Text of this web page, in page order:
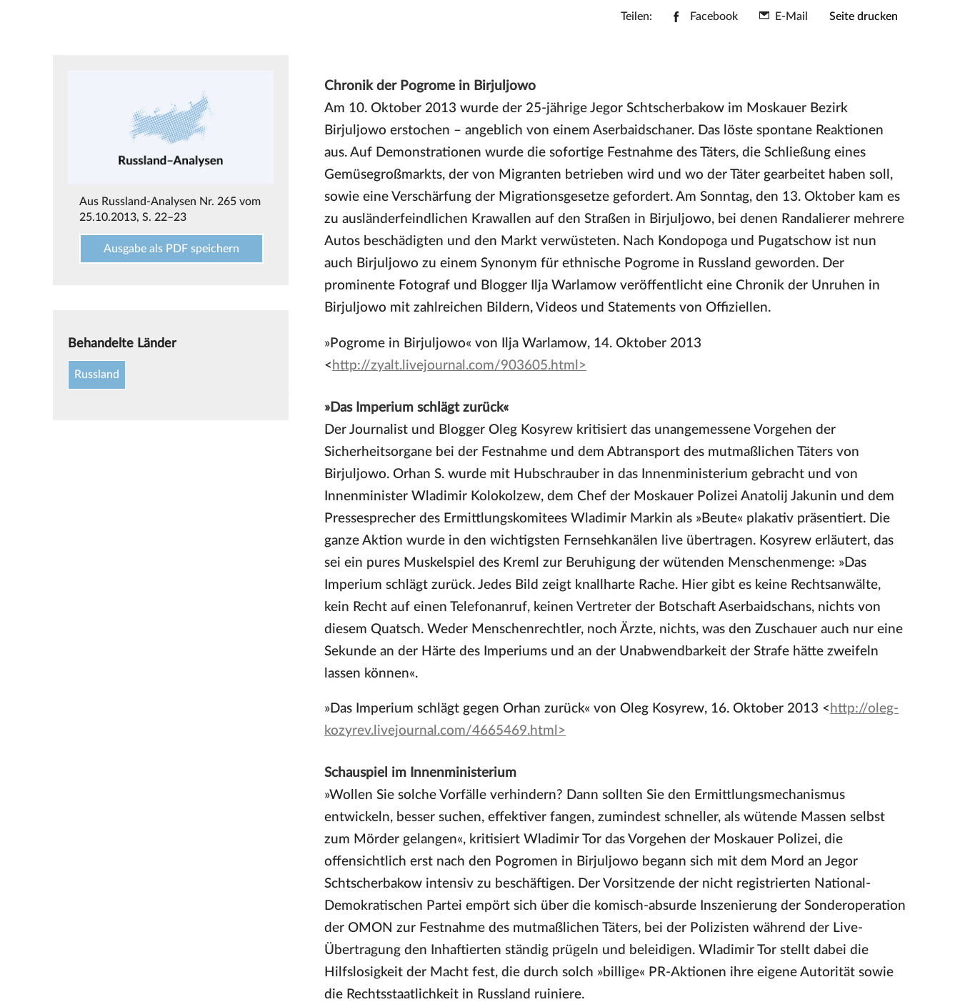
Teilen: Facebook E-Mail Seite drucken
Aus Russland-Analysen Nr. 265 vom
25.10.2013, S. 22–23
Ausgabe als PDF speichern
Behandelte Länder
Russland
Chronik der Pogrome in Birjuljowo
Am 10. Oktober 2013 wurde der 25-jährige Jegor Schtscherbakow im Moskauer Bezirk
Birjuljowo erstochen – angeblich von einem Aserbaidschaner. Das löste spontane Reaktionen
aus. Auf Demonstrationen wurde die sofortige Festnahme des Täters, die Schließung eines
Gemüsegroßmarkts, der von Migranten betrieben wird und wo der Täter gearbeitet haben soll,
sowie eine Verschärfung der Migrationsgesetze gefordert. Am Sonntag, den 13. Oktober kam es
zu ausländerfeindlichen Krawallen auf den Straßen in Birjuljowo, bei denen Randalierer mehrere
Autos beschädigten und den Markt verwüsteten. Nach Kondopoga und Pugatschow ist nun
auch Birjuljowo zu einem Synonym für ethnische Pogrome in Russland geworden. Der
prominente Fotograf und Blogger Ilja Warlamow veröffentlicht eine Chronik der Unruhen in
Birjuljowo mit zahlreichen Bildern, Videos und Statements von Offiziellen.
»Pogrome in Birjuljowo« von Ilja Warlamow, 14. Oktober 2013
< http://zyalt.livejournal.com/903605.html>
»Das Imperium schlägt zurück«
Der Journalist und Blogger Oleg Kosyrew kritisiert das unangemessene Vorgehen der
Sicherheitsorgane bei der Festnahme und dem Abtransport des mutmaßlichen Täters von
Birjuljowo. Orhan S. wurde mit Hubschrauber in das Innenministerium gebracht und von
Innenminister Wladimir Kolokolzew, dem Chef der Moskauer Polizei Anatolij Jakunin und dem
Pressesprecher des Ermittlungskomitees Wladimir Markin als »Beute« plakativ präsentiert. Die
ganze Aktion wurde in den wichtigsten Fernsehkanälen live übertragen. Kosyrew erläutert, das
sei ein pures Muskelspiel des Kreml zur Beruhigung der wütenden Menschenmenge: »Das
Imperium schlägt zurück. Jedes Bild zeigt knallharte Rache. Hier gibt es keine Rechtsanwälte,
kein Recht auf einen Telefonanruf, keinen Vertreter der Botschaft Aserbaidschans, nichts von
diesem Quatsch. Weder Menschenrechtler, noch Ärzte, nichts, was den Zuschauer auch nur eine
Sekunde an der Härte des Imperiums und an der Unabwendbarkeit der Strafe hätte zweifeln
lassen können«.
»Das Imperium schlägt gegen Orhan zurück« von Oleg Kosyrew, 16. Oktober 2013 < http://oleg-
kozyrev.livejournal.com/4665469.html>
Schauspiel im Innenministerium
»Wollen Sie solche Vorfälle verhindern? Dann sollten Sie den Ermittlungsmechanismus
entwickeln, besser suchen, effektiver fangen, zumindest schneller, als wütende Massen selbst
zum Mörder gelangen«, kritisiert Wladimir Tor das Vorgehen der Moskauer Polizei, die
offensichtlich erst nach den Pogromen in Birjuljowo begann sich mit dem Mord an Jegor
Schtscherbakow intensiv zu beschäftigen. Der Vorsitzende der nicht registrierten National-
Demokratischen Partei empört sich über die komisch-absurde Inszenierung der Sonderoperation
der OMON zur Festnahme des mutmaßlichen Täters, bei der Polizisten während der Live-
Übertragung den Inhaftierten ständig prügeln und beleidigen. Wladimir Tor stellt dabei die
Hilfslosigkeit der Macht fest, die durch solch »billige« PR-Aktionen ihre eigene Autorität sowie
die Rechtsstaatlichkeit in Russland ruiniere.